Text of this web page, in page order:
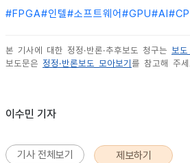
#FPGA#인텔#소프트웨어 #GPU#AI #
본 기사에 대한 정정·반론·추후보도 청구는 보
보도문은 정정·반론보도 모아보기 를 참고해 주
이수민 기자
기사 전체보기 제보하기